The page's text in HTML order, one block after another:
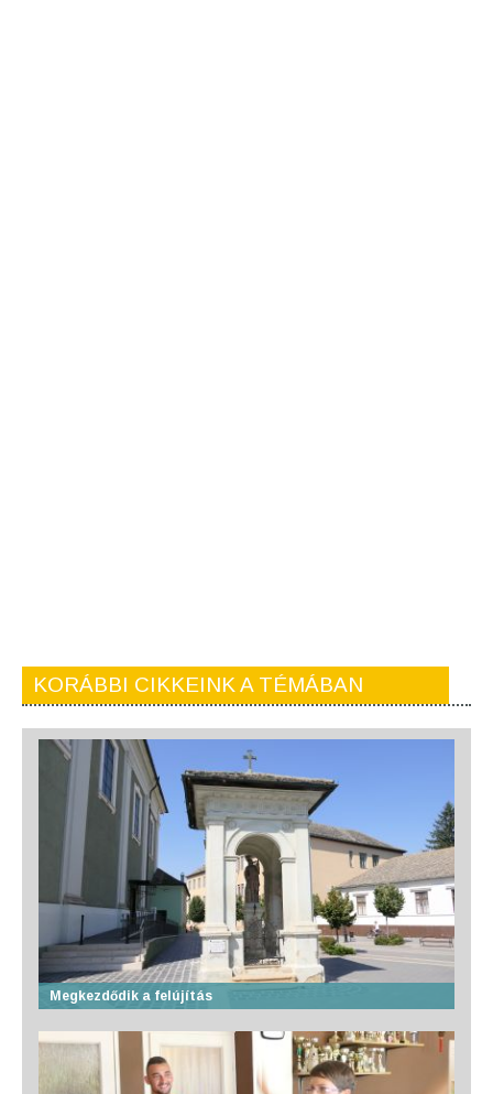
KORÁBBI CIKKEINK A TÉMÁBAN
Megkezdődik a felújítás